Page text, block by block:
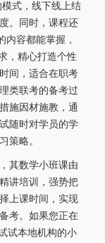
式，线下线上结
。同时，课程还
内容都能掌握，
，精心打造个性
间，适合在职考
类联考的备考过
施因材施教，通
随时对学员的学
策略。
其数学小班课由
讲培训，强势把
上课时间，实现
考。如果您正在
试本地机构的小